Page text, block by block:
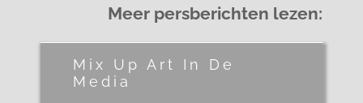
Meer persberichten lezen:
Mix Up Art In De
Media